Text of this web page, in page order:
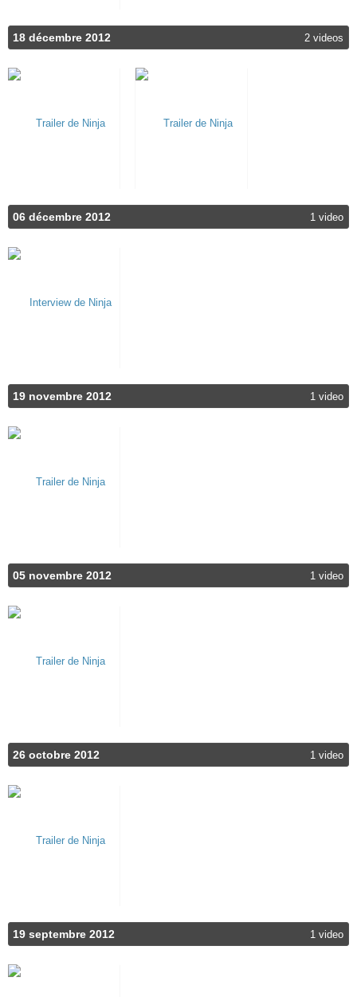
18 décembre 2012 2 videos
06 décembre 2012 1 video
19 novembre 2012 1 video
05 novembre 2012 1 video
26 octobre 2012 1 video
19 septembre 2012 1 video